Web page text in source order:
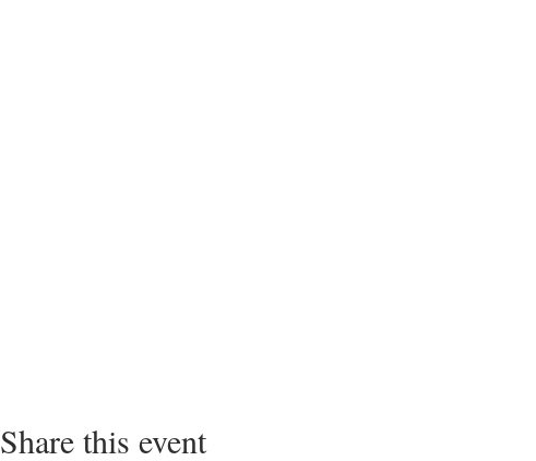
Share this event